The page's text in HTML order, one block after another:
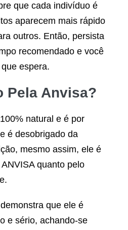
que cada indivíduo é
aparecem mais rápido
outros. Então, persista
recomendado e você
espera.
Pela Anvisa?
natural e é por
é desobrigado da
mesmo assim, ele é
quanto pelo
que ele é
e sério, achando-se